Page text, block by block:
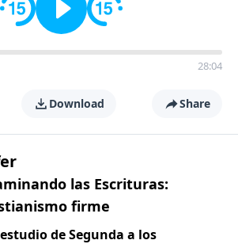
28:04
Download Share
las Escrituras:
firme
de Segunda a los